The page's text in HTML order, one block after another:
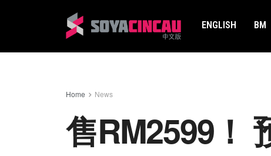
ENGLISH BM
Home News
售RM2599！